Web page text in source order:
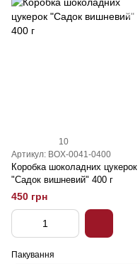
10
Артикул: BOX-0041-0400
Коробка шоколадних цукерок
"Садок вишневий" 400 г
450 грн
Пакування